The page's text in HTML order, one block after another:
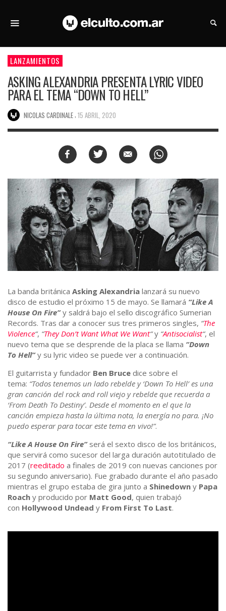
LANZAMIENTOS
ASKING ALEXANDRIA PRESENTA LYRIC VIDEO
PARA EL TEMA “DOWN TO HELL”
NICOLAS CARDINALE 15 ABRIL, 2020
La banda británica Asking Alexandria lanzará su nuevo
disco de estudio el próximo 15 de mayo. Se llamará “Like A
House On Fire”y saldrá bajo el sello discográfico Sumerian
Records. Tras dar a conocer sus tres primeros singles, “The
Violence“, “They Don’t Want What We Want“y “Antisocialist“, el
nuevo tema que se desprende de la placa se llama “Down
To Hell”y su lyric video se puede ver a continuación.
El guitarrista y fundador Ben Bruce dice sobre el
tema: “Todos tenemos un lado rebelde y ‘Down To Hell’ es una
gran canción del rock and roll viejo y rebelde que recuerda a
‘From Death To Destiny’. Desde el momento en el que la
canción empieza hasta la última nota, la energía no para. ¡No
puedo esperar para tocar este tema en vivo!”.
“Like A House On Fire”será el sexto disco de los británicos,
que servirá como sucesor del larga duración autotitulado de
2017 (reeditado a finales de 2019 con nuevas canciones por
su segundo aniversario). Fue grabado durante el año pasado
mientras el grupo estaba de gira junto a Shinedown y Papa
Roach y producido por Matt Good, quien trabajó
con Hollywood Undead y From First To Last.